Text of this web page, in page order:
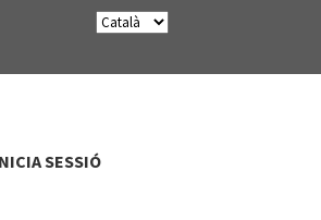
SESSIÓ